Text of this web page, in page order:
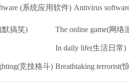
(系统应用软件) Antivirus
默搞笑) The online game(网络
In daily life(生活日常)
竞技格斗) Breathtaking terrorist(